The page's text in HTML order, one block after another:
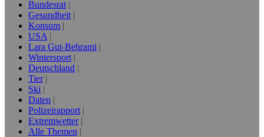
Bundesrat
Gesundheit
Konsum
USA
Lara Gut-Behrami
Wintersport
Deutschland
Tier
Ski
Daten
Polizeirapport
Extremwetter
Alle Themen